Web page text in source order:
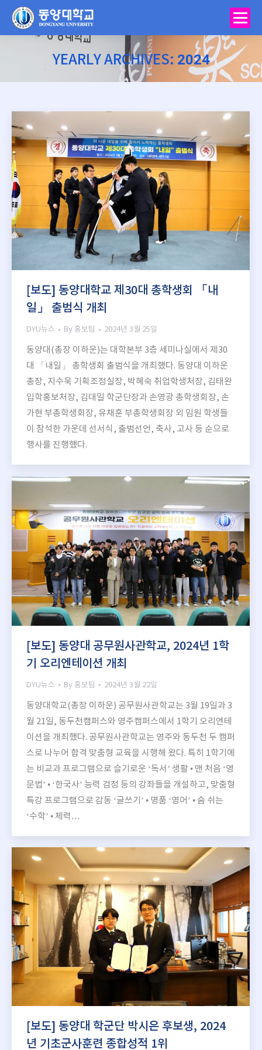
YEARLY ARCHIVES: 2024
You are here:
[보도] 동양대학교 제30대 총학생회 「내
일」 출범식 개최
DYU뉴스 By 홍보팀 2024년 3월 25일
동양대(총장 이하운)는 대학본부 3층 세미나실에서 제30
대 「내일」 총학생회 출범식을 개최했다. 동양대 이하운
총장, 지수욱 기획조정실장, 박혜숙 취업학생처장, 김태완
입학홍보처장, 김대일 학군단장과 손영광 총학생회장, 손
가현 부총학생회장, 유채훈 부총학생회장 외 임원 학생들
이 참석한 가운데 선서식, 출범선언, 축사, 고사 등 순으로
행사를 진행했다.
[보도] 동양대 공무원사관학교, 2024년 1학
기 오리엔테이션 개최
DYU뉴스 By 홍보팀 2024년 3월 22일
동양대학교(총장 이하운) 공무원사관학교는 3월 19일과 3
월 21일, 동두천캠퍼스와 영주캠퍼스에서 1학기 오리엔테
이션을 개최했다. 공무원사관학교는 영주와 동두천 두 캠퍼
스로 나누어 합격 맞춤형 교육을 시행해 왔다. 특히 1학기에
는 비교과 프로그램으로 슬기로운 ‘독서’ 생활 • 맨 처음 ‘영
문법’ • ‘한국사’ 능력 검정 등의 강좌들을 개설하고, 맞춤형
특강 프로그램으로 감동 ‘글쓰기’ • 명품 ‘영어’ • 숨 쉬는
‘수학’ • 체력…
[보도] 동양대 학군단 박시은 후보생, 2024
년 기초군사훈련 종합성적 1위